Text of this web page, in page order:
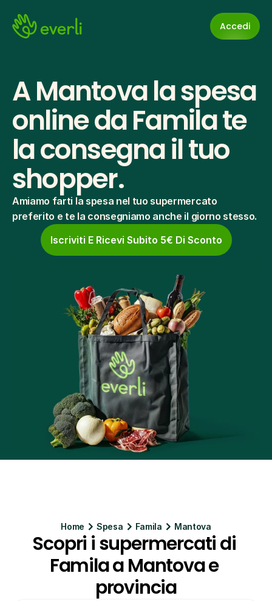
Accedi
A Mantova la spesa
online da Famila te
la consegna il tuo
shopper.
Amiamo farti la spesa nel tuo supermercato
preferito e te la consegniamo anche il giorno stesso.
Iscriviti E Ricevi Subito 5€ Di Sconto
Home Spesa Famila Mantova
Scopri i supermercati di
Famila a Mantova e
provincia